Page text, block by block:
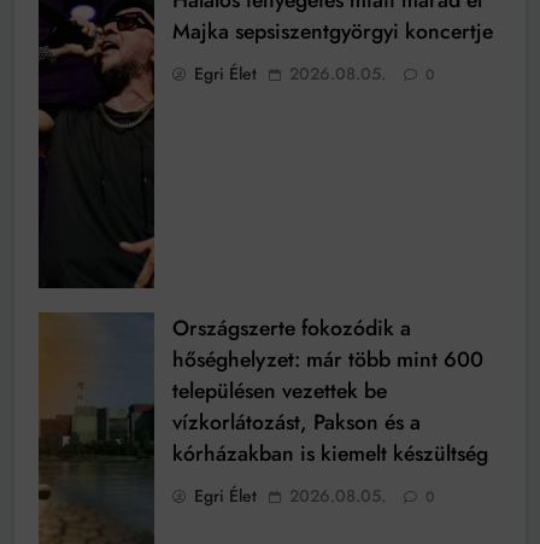
Majka sepsiszentgyörgyi koncertje
Egri Élet 2026.08.05. 0
Országszerte fokozódik a
hőséghelyzet: már több mint 600
településen vezettek be
vízkorlátozást, Pakson és a
kórházakban is kiemelt készültség
Egri Élet 2026.08.05. 0